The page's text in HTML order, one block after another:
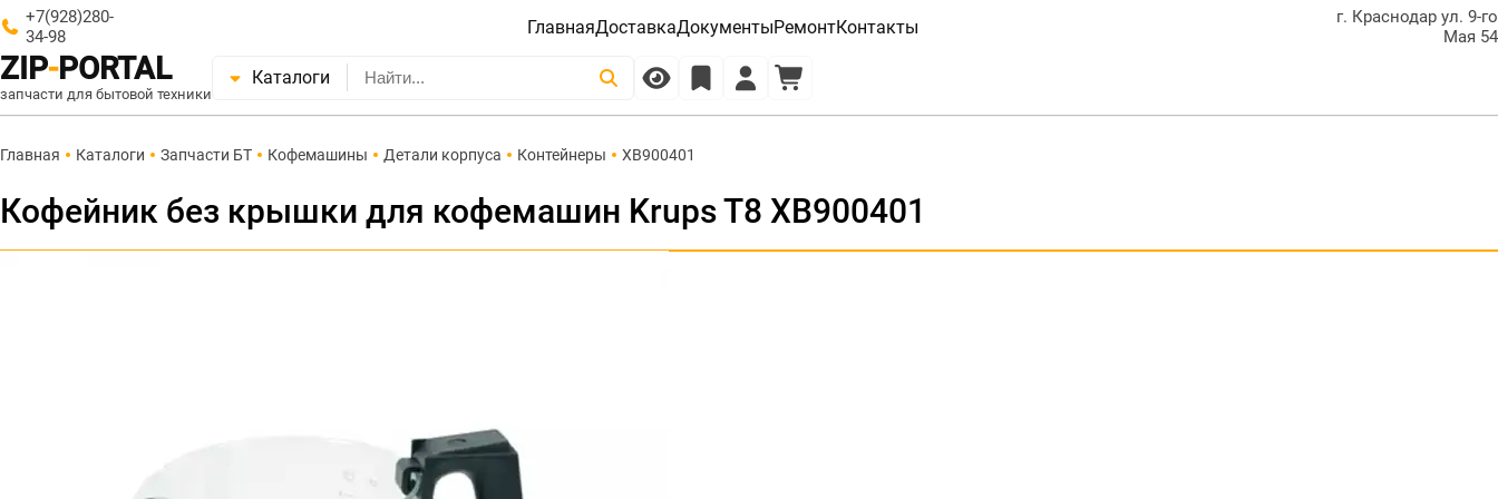
+7(928)280-
34-98
ГлавнаяДоставкаДокументыРемонтКонтакты
г. Краснодар ул. 9-го
Мая 54
ZIP-PORTAL
запчасти для бытовой техники
Каталоги
Главная Каталоги Запчасти БТ Кофемашины Детали корпуса Контейнеры XB900401
Кофейник без крышки для кофемашин Krups T8 XB900401